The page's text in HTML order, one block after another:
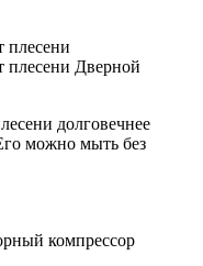
Дверной
долговечнее
можно мыть без
компрессор